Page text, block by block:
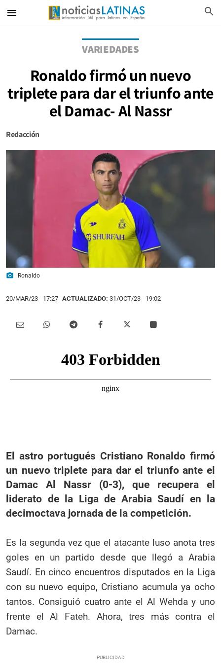
menu search
VARIEDADES
Ronaldo firmó un nuevo
triplete para dar el triunfo ante
el Damac- Al Nassr
Redacción
photo_camera Ronaldo
20/MAR/23 - 17:27 ACTUALIZADO: 31/OCT/23 - 19:02
El astro portugués Cristiano Ronaldo firmó
un nuevo triplete para dar el triunfo ante el
Damac Al Nassr (0-3), que recupera el
liderato de la Liga de Arabia Saudí en la
decimoctava jornada de la competición.
Es la segunda vez que el atacante luso anota tres
goles en un partido desde que llegó a Arabia
Saudí. En cinco encuentros disputados en la Liga
con su nuevo equipo, Cristiano acumula ya ocho
tantos. Consiguió cuatro ante el Al Wehda y uno
frente el Al Fateh. Ahora, tres más contra el
Damac.